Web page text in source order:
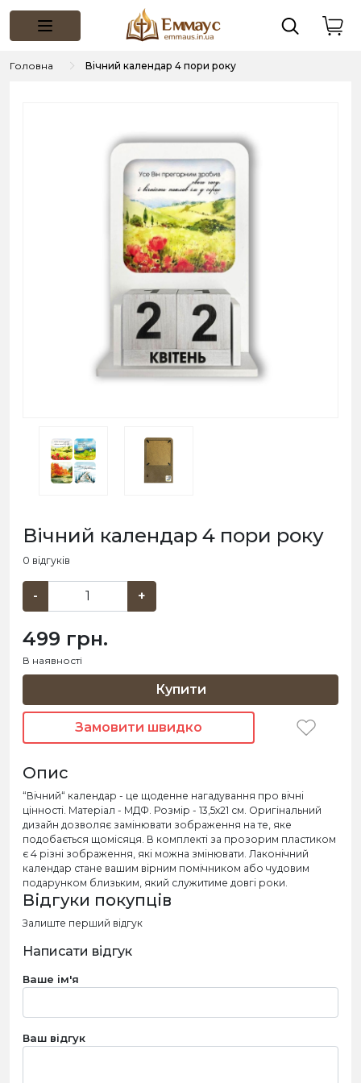
Головна Вічний календар 4 пори року
Вічний календар 4 пори року
0 відгуків
- +
499 грн.
В наявності
Купити
Замовити швидко
Опис
“Вічний“ календар - це щоденне нагадування про вічні
цінності. Матеріал - МДФ. Розмір - 13,5х21 см. Оригінальний
дизайн дозволяє замінювати зображення на те, яке
подобається щомісяця. В комплекті за прозорим пластиком
є 4 різні зображення, які можна змінювати. Лаконічний
календар стане вашим вірним помічником або чудовим
подарунком близьким, який служитиме довгі роки.
Відгуки покупців
Залиште перший відгук
Написати відгук
Ваше ім'я
Ваш відгук